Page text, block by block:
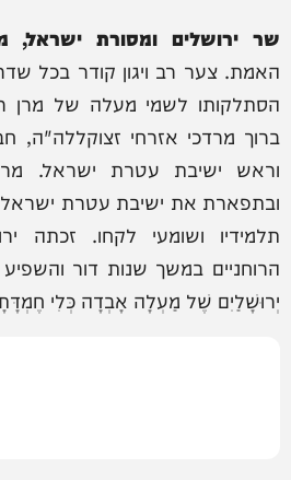
שר ירושלים ומסורת
האמת. צער רב ויגון קודר בכל
הסתלקותו לשמי מעלה של מרן
ברוך מרדכי אזרחי זצוקללה"ה,
וראש ישיבת עטרת ישראל.
ובתפארת את ישיבת עטרת ישראל
תלמידיו ושומעי לקחו. זכתה
הרוחניים במשך שנות דור והשפיע
יְרוּשָׁלַיִם שֶׁל מַעְלָה אָבְדָה כְּלִי